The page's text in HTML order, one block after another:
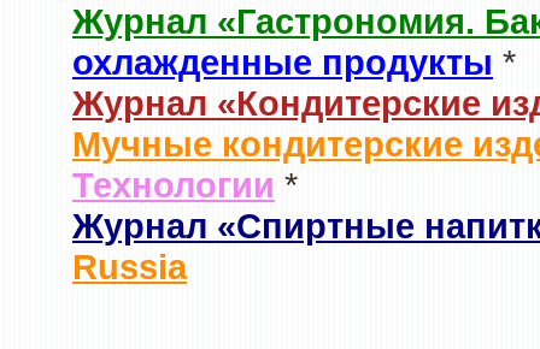
Журнал «Гастрономия.
охлажденные продукты *
Журнал «Кондитерские
Мучные кондитерские
Технологии *
Журнал «Спиртные
Russia